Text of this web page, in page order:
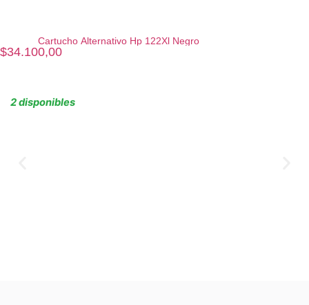
Cartucho Alternativo Hp 122Xl Negro
$34.100,00
2 disponibles